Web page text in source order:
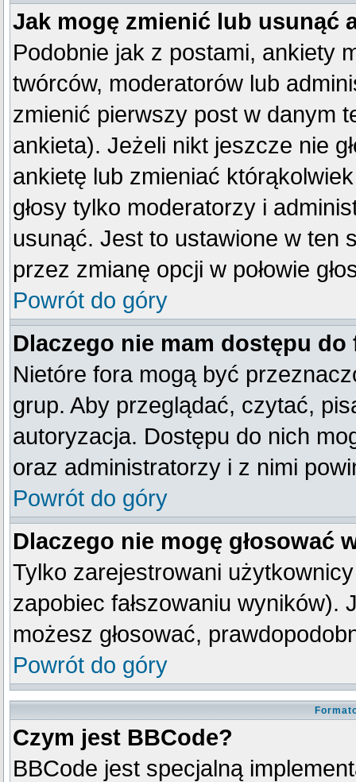
Jak mogę zmienić lub usunąć
Podobnie jak z postami, ankiety
twórców, moderatorów lub
zmienić pierwszy post w danym
ankieta). Jeżeli nikt jeszcze nie
ankietę lub zmieniać
głosy tylko moderatorzy i
usunąć. Jest to ustawione w ten
przez zmianę opcji w połowie
Powrót do góry
Dlaczego nie mam dostępu do
Nietóre fora mogą być
grup. Aby przeglądać, czytać,
autoryzacja. Dostępu do nich
oraz administratorzy i z nimi
Powrót do góry
Dlaczego nie mogę głosować
Tylko zarejestrowani
zapobiec fałszowaniu wyników).
możesz głosować,
Powrót do góry
Czym jest BBCode?
BBCode jest specjalną